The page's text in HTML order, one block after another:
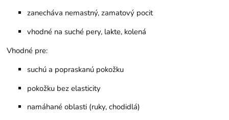
zanecháva nemastný, zamatový pocit
vhodné na suché pery, lakte, kolená
Vhodné pre:
suchú a popraskanú pokožku
pokožku bez elasticity
namáhané oblasti (ruky, chodidlá)